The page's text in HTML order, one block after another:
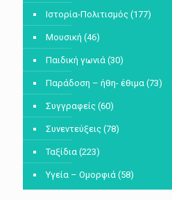
Ιστορία-Πολιτισμός (177)
Μουσική (46)
Παιδική γωνιά (30)
Παράδοση – ήθη- έθιμα (73)
Συγγραφείς (60)
Συνεντεύξεις (78)
Ταξίδια (223)
Υγεία – Ομορφιά (58)